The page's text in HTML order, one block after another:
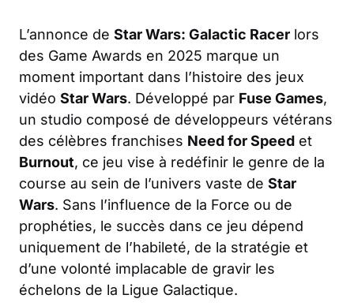
L’annonce de Star Wars: Galactic Racer lors
des Game Awards en 2025 marque un
moment important dans l’histoire des jeux
vidéo Star Wars. Développé par Fuse Games,
un studio composé de développeurs vétérans
des célèbres franchises Need for Speed et
Burnout, ce jeu vise à redéfinir le genre de la
course au sein de l’univers vaste de Star
Wars. Sans l’influence de la Force ou de
prophéties, le succès dans ce jeu dépend
uniquement de l’habileté, de la stratégie et
d’une volonté implacable de gravir les
échelons de la Ligue Galactique.